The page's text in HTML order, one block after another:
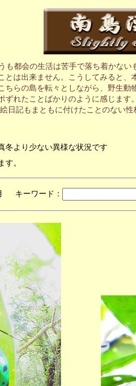
も都会の生活は苦手で落ち着かな
は出来ません。こうしてみると
ちらの島を転々としながら、野生
れたことばかりのように感じま
日記もまともに付けたことのない
冬より少ない異様な状況です
す。
キーワード：